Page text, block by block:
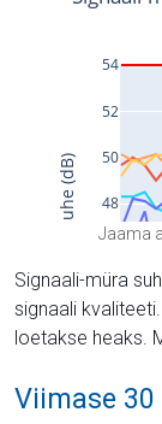
Jaama
Signaali-müra
signaali
loetakse heaks.
Viimase 30